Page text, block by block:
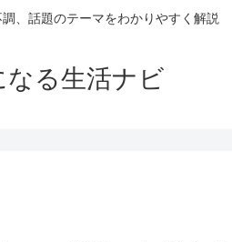
、話題のテーマをわかりやすく解説
なる生活ナビ